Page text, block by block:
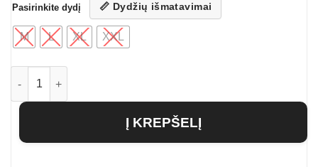
Pasirinkite dydį 📏 Dydžių išmatavimai
M L XL XXL
produkto kiekis: Vyriški polo marškinėliai Nur
Į KREPŠELĮ